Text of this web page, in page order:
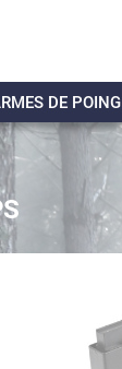
DE POING